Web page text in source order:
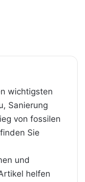
wichtigsten
Sanierung
von fossilen
Sie
und
helfen